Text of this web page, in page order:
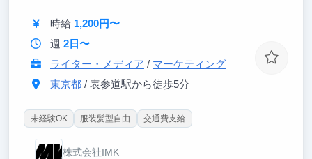
時給 1,200円〜
週 2日〜
ライター・メディア / マーケティング
東京都/ 表参道駅から徒歩5分
未経験OK 服装髪型自由 交通費支給
株式会社IMK